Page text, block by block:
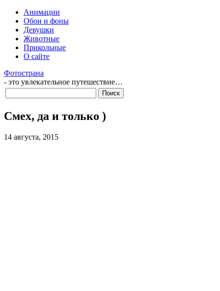
Анимации
Обои и фоны
Девушки
Животные
Прикольные
О сайте
Фотострана
- это увлекательное путешествие…
Смех, да и только )
14 августа, 2015